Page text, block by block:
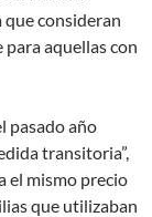
que consideran
aquellas con
pasado año
transitoria”,
el mismo precio
que utilizaban